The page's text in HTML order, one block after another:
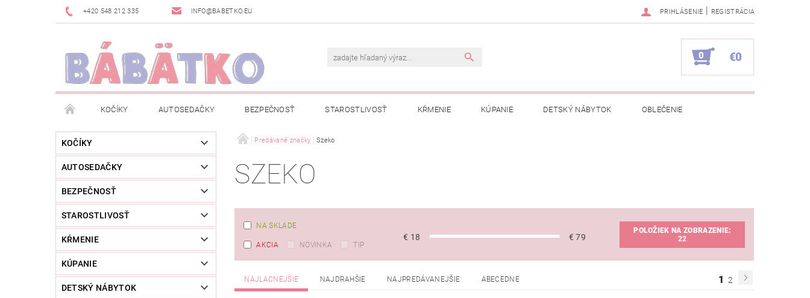
+420 548 212 335 INFO@BABETKO.EU PRIHLÁSENIE | REGISTRÁCIA
0 €0
KOČÍKY AUTOSEDAČKY BEZPEČNOSŤ STAROSTLIVOSŤ KŔMENIE KÚPANIE DETSKÝ NÁBYTOK OBLEČENIE
DOGSPACE POSLEDNÁ ŠANCA OBCHODNÉ PODMIENKY
NOVINKY MOJA OBJEDNÁVKA
KOČÍKY
AUTOSEDAČKY
BEZPEČNOSŤ
STAROSTLIVOSŤ
KŔMENIE
KÚPANIE
DETSKÝ NÁBYTOK
Predávané značky Szeko
SZEKO
NA SKLADE
AKCIA NOVINKA TIP
€ 18 €79
POLOŽIEK NA ZOBRAZENIE:
22
NAJLACNEJŠIE NAJDRAHŠIE NAJPREDÁVANEJŠIE ABECEDNE 1 2